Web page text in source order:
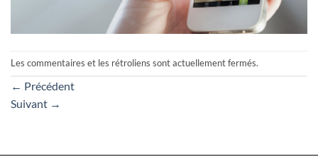
Les commentaires et les rétroliens sont actuellement fermés.
← Précédent
Suivant →